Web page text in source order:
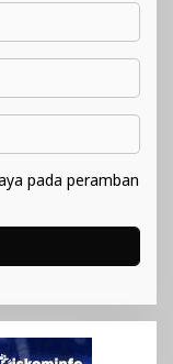
pada peramban